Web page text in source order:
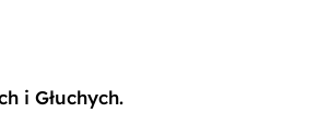
i Głuchych.